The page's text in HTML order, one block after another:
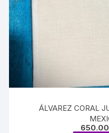
ÁLVAREZ CORAL
650.00